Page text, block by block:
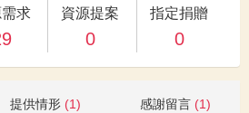
求 資源提案
0
指定捐贈
0
提供情形 (1) 感謝留言 (1)